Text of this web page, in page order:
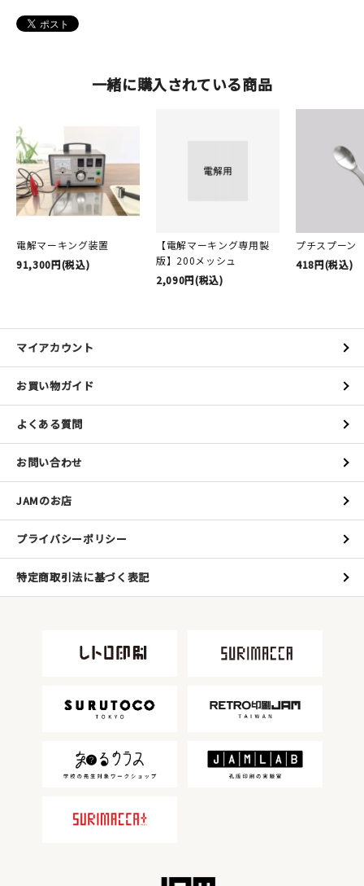
一緒に購入されている商品
電解マーキング装置
91,300円(税込)
【電解マーキング専用製
版】200メッシュ
2,090円(税込)
プチスプーン
418円(税込)
マイアカウント
お買い物ガイド
よくある質問
お問い合わせ
JAMのお店
プライバシーポリシー
特定商取引法に基づく表記